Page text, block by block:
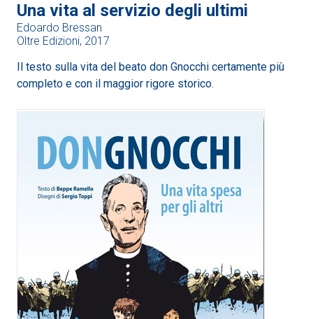
Una vita al servizio degli ultimi
Edoardo Bressan
Oltre Edizioni, 2017
Il testo sulla vita del beato don Gnocchi certamente più
completo e con il maggior rigore storico.